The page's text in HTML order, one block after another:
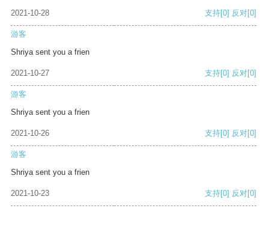
2021-10-28 支持[0] 反对[0]
游客
Shriya sent you a frien
2021-10-27 支持[0] 反对[0]
游客
Shriya sent you a frien
2021-10-26 支持[0] 反对[0]
游客
Shriya sent you a frien
2021-10-23 支持[0] 反对[0]